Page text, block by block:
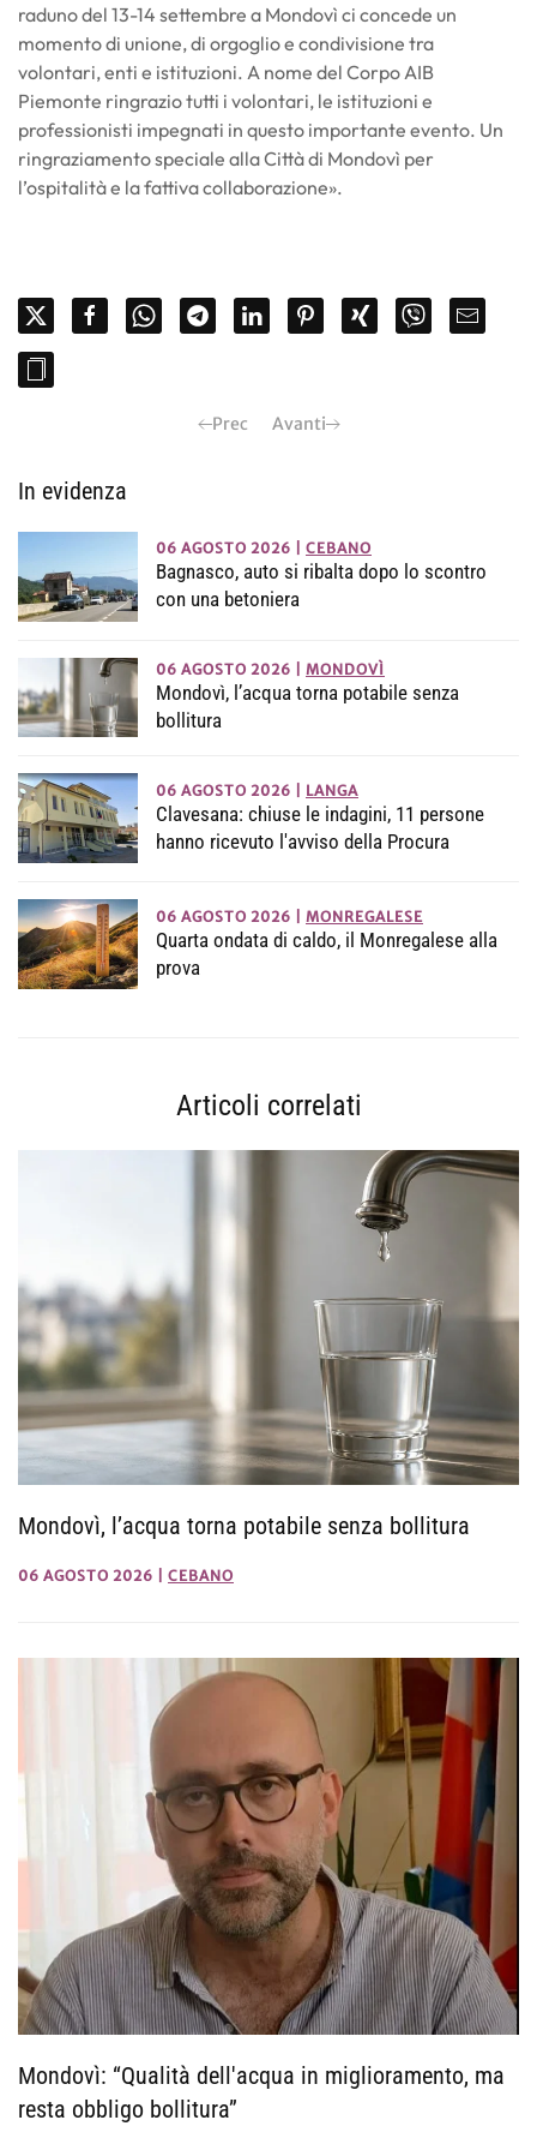
raduno del 13-14 settembre a Mondovì ci concede un
momento di unione, di orgoglio e condivisione tra
volontari, enti e istituzioni. A nome del Corpo AIB
Piemonte ringrazio tutti i volontari, le istituzioni e
professionisti impegnati in questo importante evento. Un
ringraziamento speciale alla Città di Mondovì per
l’ospitalità e la fattiva collaborazione».
Prec Avanti
In evidenza
06 AGOSTO 2026 CEBANO
Bagnasco, auto si ribalta dopo lo scontro
con una betoniera
06 AGOSTO 2026 MONDOVÌ
Mondovì, l’acqua torna potabile senza
bollitura
06 AGOSTO 2026 LANGA
Clavesana: chiuse le indagini, 11 persone
hanno ricevuto l'avviso della Procura
06 AGOSTO 2026 MONREGALESE
Quarta ondata di caldo, il Monregalese alla
prova
Articoli correlati
Mondovì, l’acqua torna potabile senza bollitura
06 AGOSTO 2026 CEBANO
Mondovì: “Qualità dell'acqua in miglioramento, ma
resta obbligo bollitura”